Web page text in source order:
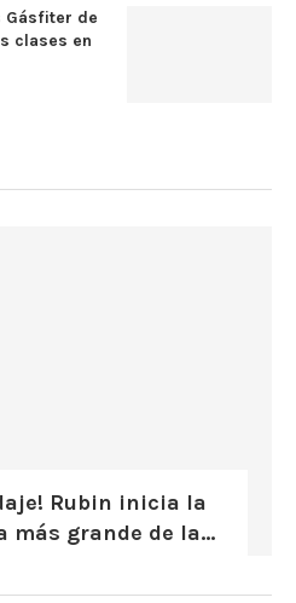
Gásfiter de
clases en
Rubin inicia la
más grande de la...